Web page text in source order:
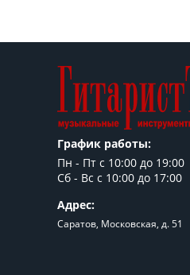
График работы:
Пн - Пт c 10:00 до 19:00
Сб - Вс с 10:00 до 17:00
Адрес:
Саратов, Московская, д. 51